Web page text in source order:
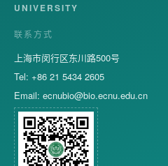
UNIVERSITY
联系方式
上海市闵行区东川路500号
Tel: +86 21 5434 2605
Email: ecnubio@bio.ecnu.edu.cn